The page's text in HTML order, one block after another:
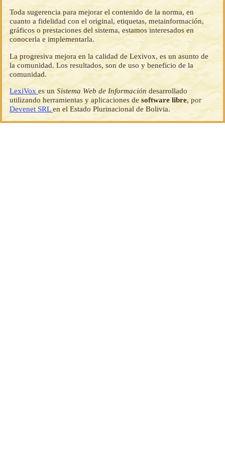
Toda sugerencia para mejorar el contenido de la norma, en
cuanto a fidelidad con el original, etiquetas, metainformación,
gráficos o prestaciones del sistema, estamos interesados en
conocerla e implementarla.
La progresiva mejora en la calidad de Lexivox, es un asunto de
la comunidad. Los resultados, son de uso y beneficio de la
comunidad.
LexiVoxes unSistema Web de Información desarrollado
utilizando herramientas y aplicaciones desoftware libre, por
Devenet SRLen el Estado Plurinacional de Bolivia.